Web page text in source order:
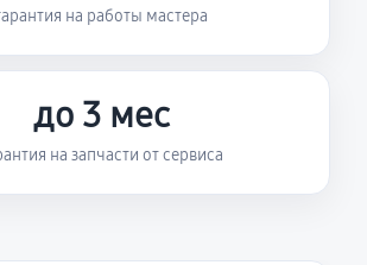
на работы мастера
до 3 мес
на запчасти от сервиса